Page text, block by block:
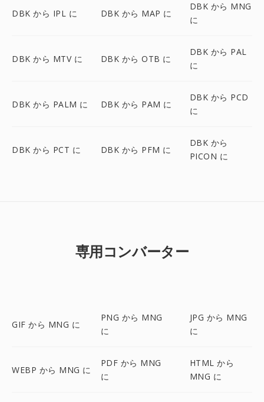
DBK から IPL に DBK から MAP に
DBK から MNG
に
DBK から MTV に DBK から OTB に
DBK から PAL
に
DBK から PALM に DBK から PAM に
DBK から PCD
に
DBK から PCT に DBK から PFM に
DBK から
PICON に
専用コンバーター
GIF から MNG に
PNG から MNG
に
JPG から MNG
に
WEBP から MNG に
PDF から MNG
に
HTML から
MNG に